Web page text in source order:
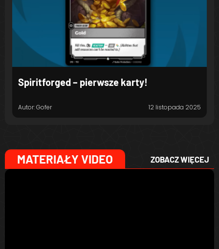
Spiritforged – pierwsze karty!
Autor: Gofer 12 listopada 2025
MATERIAŁY VIDEO ZOBACZ WIĘCEJ